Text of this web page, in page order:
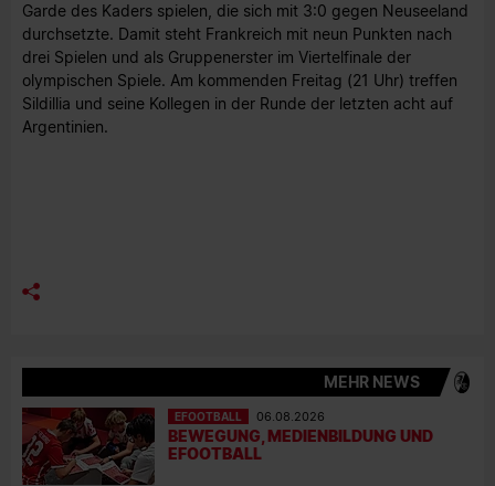
Garde des Kaders spielen, die sich mit 3:0 gegen Neuseeland
durchsetzte. Damit steht Frankreich mit neun Punkten nach
drei Spielen und als Gruppenerster im Viertelfinale der
olympischen Spiele. Am kommenden Freitag (21 Uhr) treffen
Sildillia und seine Kollegen in der Runde der letzten acht auf
Argentinien.
MEHR NEWS
EFOOTBALL 06.08.2026
BEWEGUNG, MEDIENBILDUNG UND
EFOOTBALL